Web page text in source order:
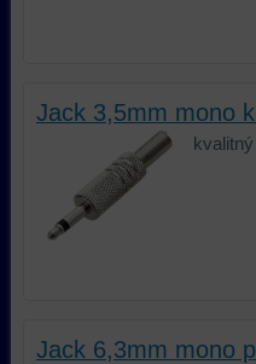
Jack 3,5mm mono
Jack 6,3mm mono